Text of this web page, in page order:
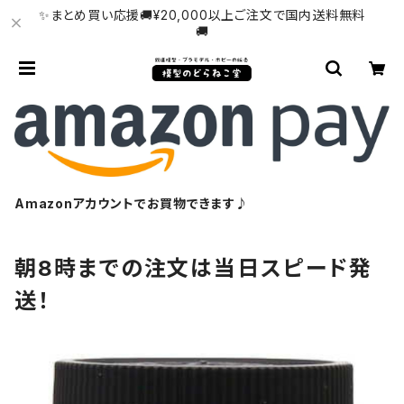
✨まとめ買い応援🚚¥20,000以上ご注文で国内送料無料
🚚
Amazonアカウントでお買物できます♪
朝8時までの注文は当日スピード発
送！